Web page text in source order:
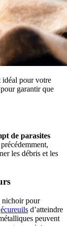
idéal pour votre
garantir que
de parasites
les débris et les
nichoir pour
écureuils d’atteindre
peuvent